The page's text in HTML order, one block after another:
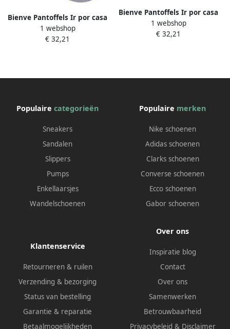
Bienve Pantoffels Ir por casa
señora v 6035 malva
1 webshop
€ 32,21
Bienve Pantoffels Ir por casa
señora v 6036 azul
1 webshop
€ 32,21
Populaire categorieën
Sneakers
Sandalen
Slippers
Pumps
Enkellaarsjes
Wandelschoenen
Populaire merken
Nike schoenen
Adidas schoenen
Clarks schoenen
Converse schoenen
Ecco schoenen
Gabor schoenen
Klantenservice
Retourneren & ruilen
Verzending & bezorging
Status van bestelling
Garantie & reparatie
Betaalmogelijkheden
Over ons
Inspiratie blog
Contact
Over ons
Samenwerken
Betrouwbaarheid
Privacybeleid & Disclaimer